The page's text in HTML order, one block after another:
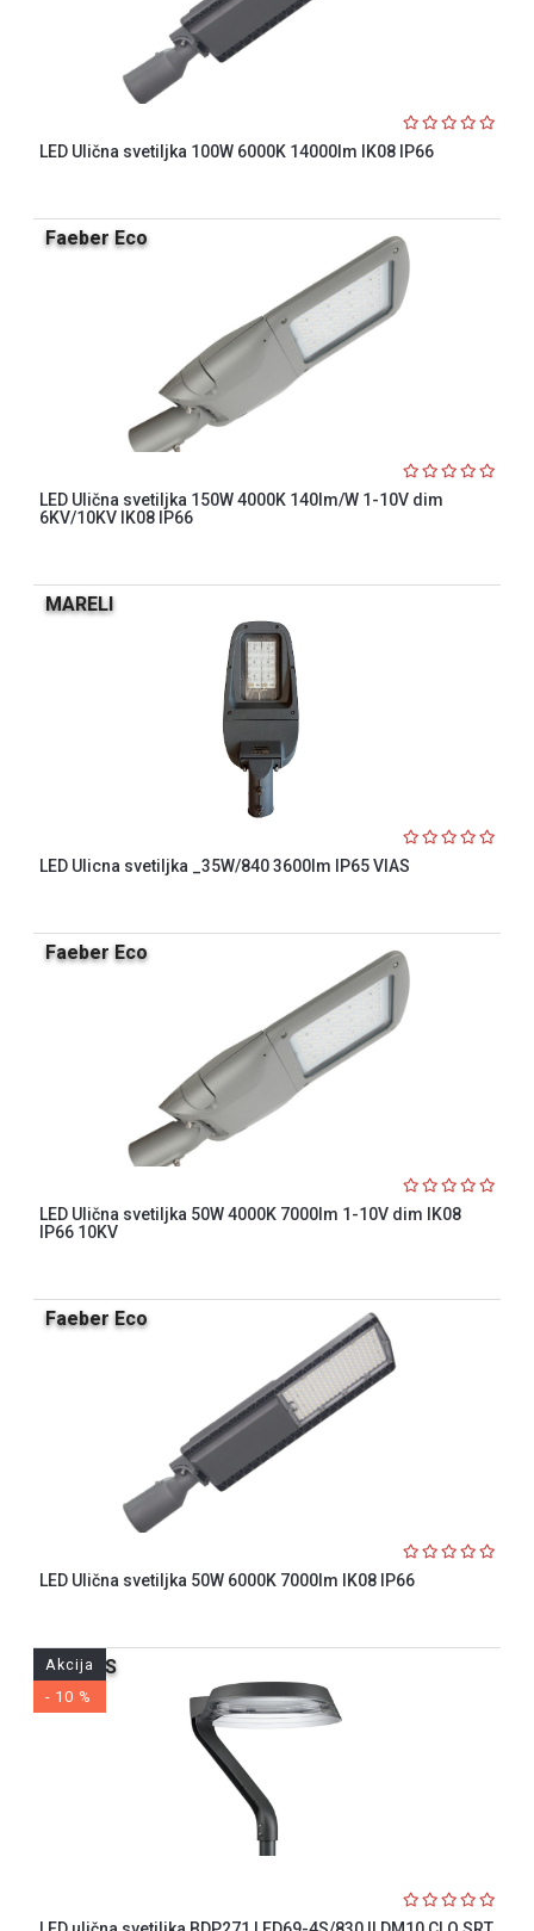
LED Ulična svetiljka 100W 6000K 14000lm IK08 IP66
Faeber Eco
LED Ulična svetiljka 150W 4000K 140lm/W 1-10V dim
6KV/10KV IK08 IP66
MARELI
LED Ulicna svetiljka _35W/840 3600lm IP65 VIAS
Faeber Eco
LED Ulična svetiljka 50W 4000K 7000lm 1-10V dim IK08
IP66 10KV
Faeber Eco
LED Ulična svetiljka 50W 6000K 7000lm IK08 IP66
Akcija
- 10 %
PHILIPS